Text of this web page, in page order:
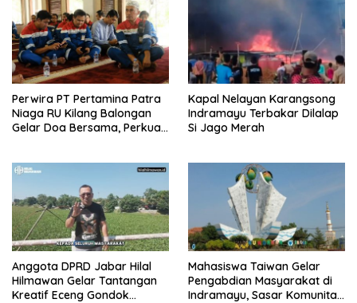
Perwira PT Pertamina Patra
Niaga RU Kilang Balongan
Gelar Doa Bersama, Perkuat
Kapal Nelayan Karangsong
Indramayu Terbakar Dilalap
Si Jago Merah
Anggota DPRD Jabar Hilal
Hilmawan Gelar Tantangan
Kreatif Eceng Gondok
Mahasiswa Taiwan Gelar
Pengabdian Masyarakat di
Indramayu, Sasar Komunitas